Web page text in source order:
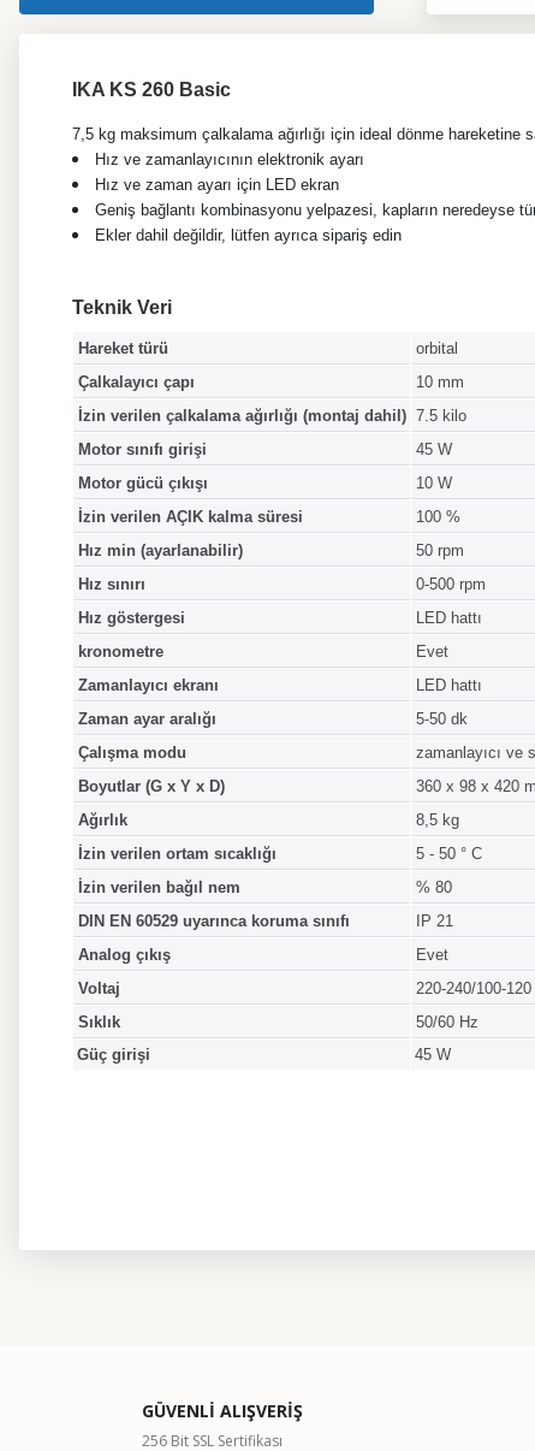
IKA KS 260 Basic
7,5 kg maksimum çalkalama ağırlığı için ideal dönme hareketine
Hız ve zamanlayıcının elektronik ayarı
Hız ve zaman ayarı için LED ekran
Geniş bağlantı kombinasyonu yelpazesi, kapların neredeyse
Ekler dahil değildir, lütfen ayrıca sipariş edin
Teknik Veri
Hareket türü
orbital
Çalkalayıcı çapı
10 mm
İzin verilen çalkalama ağırlığı (montaj dahil) 7.5 kilo
Motor sınıfı girişi
45 W
Motor gücü çıkışı
10 W
İzin verilen AÇIK kalma süresi
100 %
Hız min (ayarlanabilir)
50 rpm
Hız sınırı
0-500 rpm
Hız göstergesi
LED hattı
kronometre
Evet
Zamanlayıcı ekranı
LED hattı
Zaman ayar aralığı
5-50 dk
Çalışma modu
zamanlayıcı ve
Boyutlar (G x Y x D)
360 x 98 x 420
Ağırlık
8,5 kg
İzin verilen ortam sıcaklığı
5 - 50 ° C
İzin verilen bağıl nem
% 80
DIN EN 60529 uyarınca koruma sınıfı
IP 21
Analog çıkış
Evet
Voltaj
220-240/100-120
Sıklık
50/60 Hz
Güç girişi
45 W
Ürün açıklamasında eksik bilgiler bulunuyor.
GÜVENLİ ALIŞVERİŞ
256 Bit SSL Sertifikası